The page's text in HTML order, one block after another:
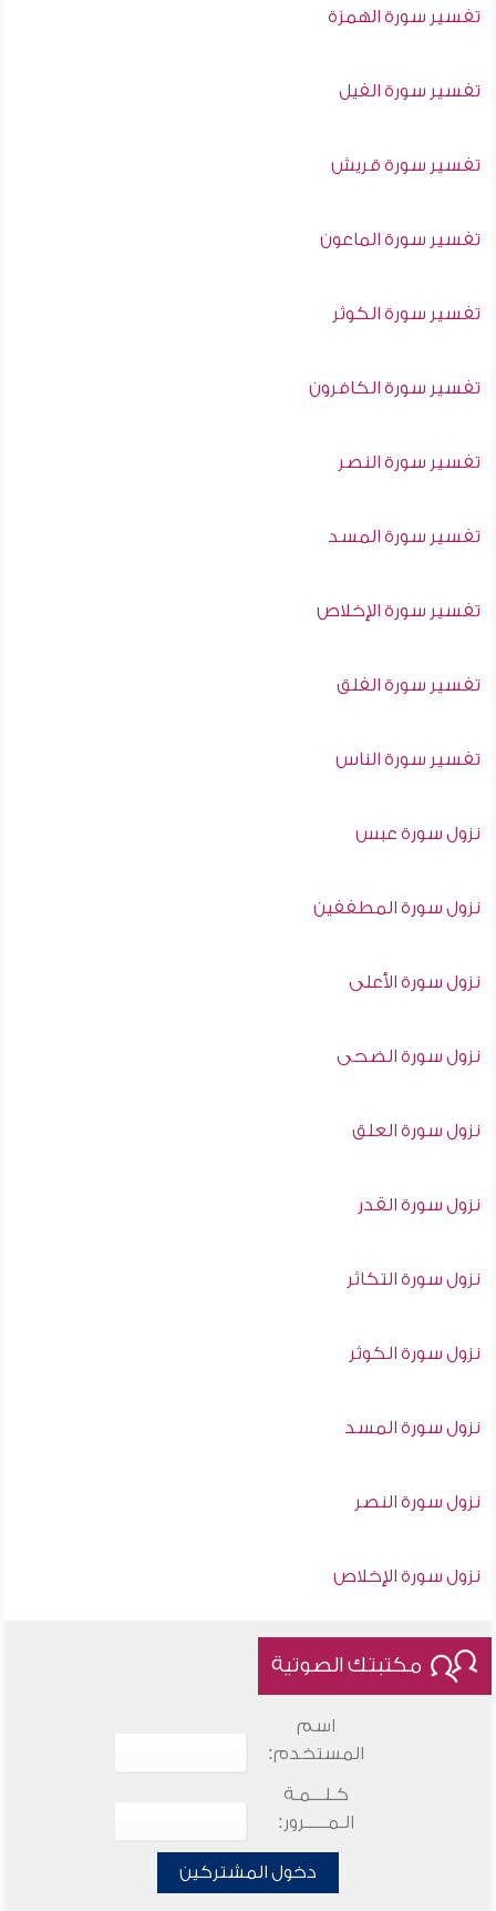
تفسير سورة الهمزة
تفسير سورة الفيل
تفسير سورة قريش
تفسير سورة الماعون
تفسير سورة الكوثر
تفسير سورة الكافرون
تفسير سورة النصر
تفسير سورة المسد
تفسير سورة الإخلاص
تفسير سورة الفلق
تفسير سورة الناس
نزول سورة عبس
نزول سورة المطففين
نزول سورة الأعلى
نزول سورة الضحى
نزول سورة العلق
نزول سورة القدر
نزول سورة التكاثر
نزول سورة الكوثر
نزول سورة المسد
نزول سورة النصر
نزول سورة الإخلاص
مكتبتك الصوتية
اسم
المستخدم:
كـلـــمـة
الـمـــــرور:
دخول المشتركين